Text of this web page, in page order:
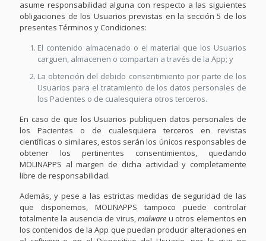
asume responsabilidad alguna con respecto a las siguientes
obligaciones de los Usuarios previstas en la sección 5 de los
presentes Términos y Condiciones:
El contenido almacenado o el material que los Usuarios
carguen, almacenen o compartan a través de la App; y
La obtención del debido consentimiento por parte de los
Usuarios para el tratamiento de los datos personales de
los Pacientes o de cualesquiera otros terceros.
En caso de que los Usuarios publiquen datos personales de
los Pacientes o de cualesquiera terceros en revistas
científicas o similares, estos serán los únicos responsables de
obtener los pertinentes consentimientos, quedando
MOLINAPPS al margen de dicha actividad y completamente
libre de responsabilidad.
Además, y pese a las estrictas medidas de seguridad de las
que disponemos, MOLINAPPS tampoco puede controlar
totalmente la ausencia de virus,malware u otros elementos en
los contenidos de la App que puedan producir alteraciones en